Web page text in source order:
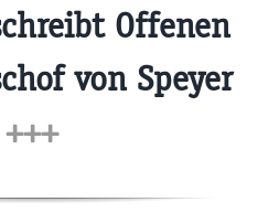
Offenen
von Speyer
+++